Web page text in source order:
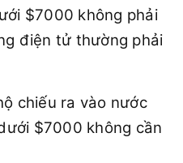
$7000 không phải
điện tử thường phải
chiếu ra vào nước
$7000 không cần